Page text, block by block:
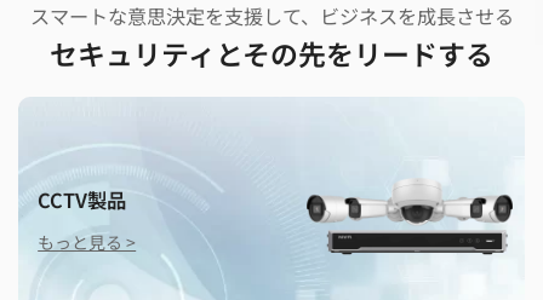
HIKVISION、熊検知AIアルゴリズム搭載カメラによる実証を支援
夏季休業のお知らせ
スマートな意思決定を支援して、ビジネスを成長させる
セキュリティとその先をリードする
CCTV製品
もっと見る >